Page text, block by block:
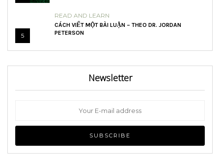
5
READ AND LEARN
CÁCH VIẾT MỘT BÀI LUẬN – THEO DR. JORDAN
PETERSON
Newsletter